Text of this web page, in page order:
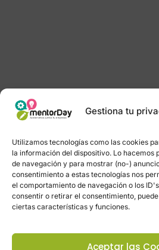
Gestiona tu
Utilizamos tecnologías como las cookies
la información del dispositivo. Lo hacemos
de navegación y para mostrar (no-)
consentimiento a estas tecnologías nos
el comportamiento de navegación o los
consentir o retirar el consentimiento,
ciertas características y funciones.
Aceptar las